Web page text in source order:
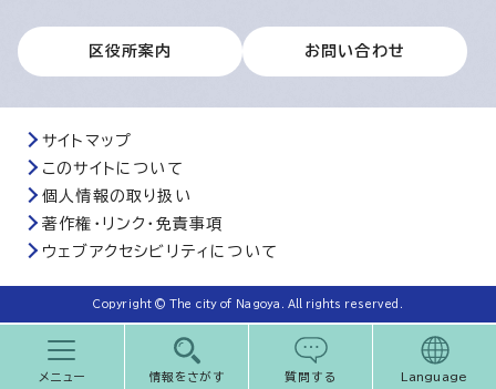
メニュー 情報をさがす 質問する Language
区役所案内 お問い合わせ
サイトマップ
このサイトについて
個人情報の取り扱い
著作権・リンク・免責事項
ウェブアクセシビリティについて
Copyright © The city of Nagoya. All rights reserved.